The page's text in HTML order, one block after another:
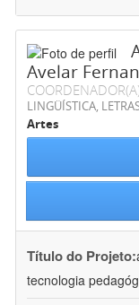
Avelar
LINGÜÍSTICA,
Artes
Título do Projeto:
tecnologia